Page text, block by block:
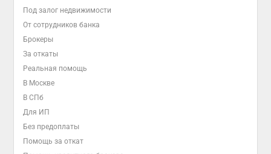
Под залог недвижимости
От сотрудников банка
Брокеры
За откаты
Реальная помощь
В Москве
В СПб
Для ИП
Без предоплаты
Помощь за откат